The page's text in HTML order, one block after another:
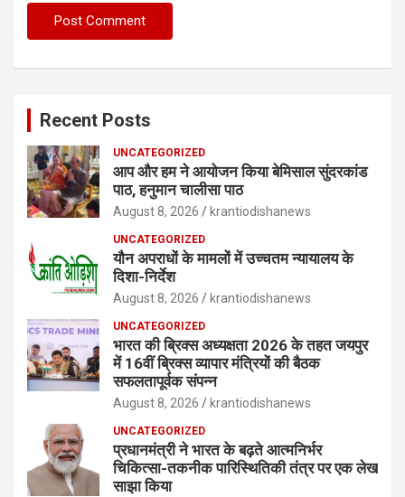
Recent Posts
UNCATEGORIZED
आप और हम ने आयोजन किया बेमिसाल सुंदरकांड
पाठ, हनुमान चालीसा पाठ
August 8, 2026 krantiodishanews
UNCATEGORIZED
यौन अपराधों के मामलों में उच्चतम न्यायालय के
दिशा-निर्देश
August 8, 2026 krantiodishanews
UNCATEGORIZED
भारत की ब्रिक्‍स अध्यक्षता 2026 के तहत जयपुर
में 16वीं ब्रिक्‍स व्यापार मंत्रियों की बैठक
सफलतापूर्वक संपन्न
August 8, 2026 krantiodishanews
UNCATEGORIZED
प्रधानमंत्री ने भारत के बढ़ते आत्मनिर्भर
चिकित्सा-तकनीक पारिस्थितिकी तंत्र पर एक लेख
साझा किया